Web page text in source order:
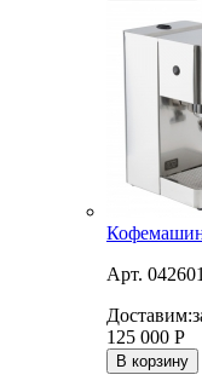
Арт.
Доставим:
125 000 Р
В корзину